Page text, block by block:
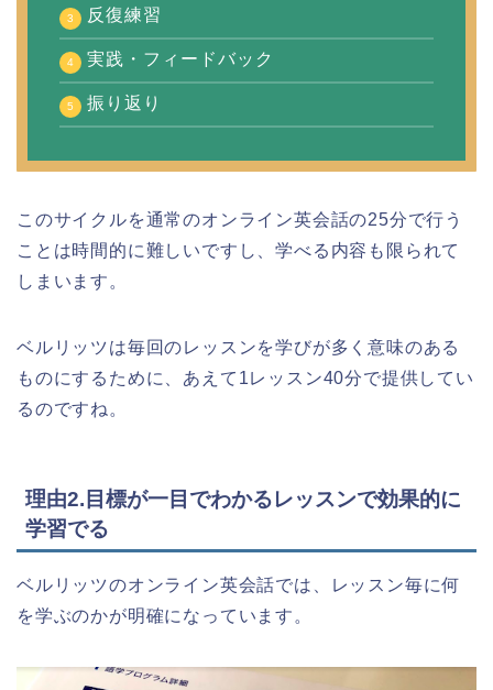
反復練習
実践・フィードバック
振り返り
このサイクルを通常のオンライン英会話の25分で行う
ことは時間的に難しいですし、学べる内容も限られて
しまいます。
ベルリッツは毎回のレッスンを学びが多く意味のある
ものにするために、あえて1レッスン40分で提供してい
るのですね。
理由2.目標が一目でわかるレッスンで効果的に
学習でる
ベルリッツのオンライン英会話では、レッスン毎に何
を学ぶのかが明確になっています。